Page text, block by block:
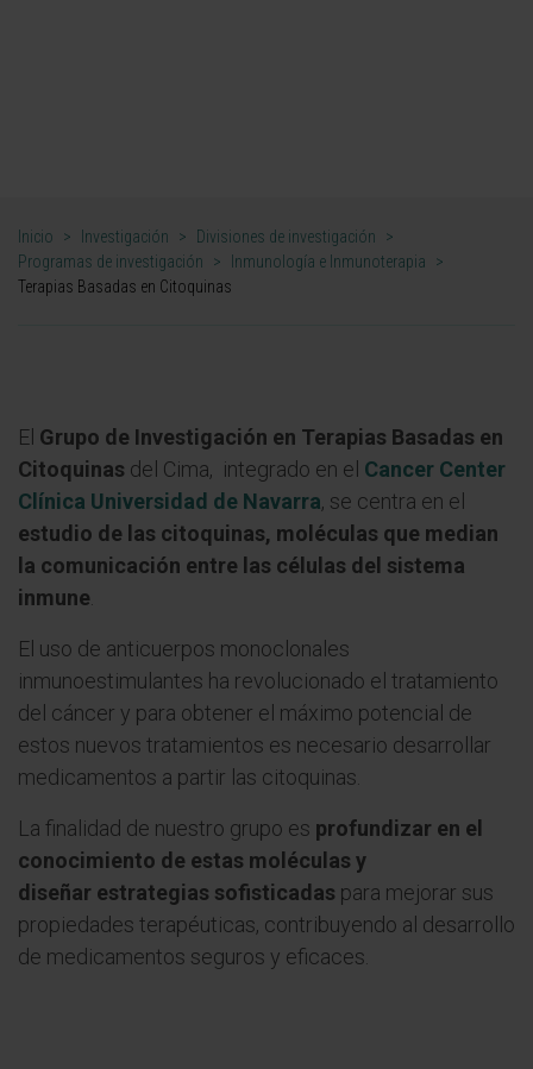
Inicio > Investigación > Divisiones de investigación
>
Programas de investigación
> Inmunología e Inmunoterapia
>
Terapias Basadas en Citoquinas
El Grupo de Investigación en Terapias Basadas en
Citoquinas del Cima, integrado en el Cancer Center
Clínica Universidad de Navarra, se centra en el
estudio de las citoquinas, moléculas que median
la comunicación entre las células del sistema
inmune
El uso de anticuerpos monoclonales
inmunoestimulantes ha revolucionado el tratamiento
del cáncer y para obtener el máximo potencial de
estos nuevos tratamientos es necesario desarrollar
medicamentos a partir las citoquinas.
La finalidad de nuestro grupo es profundizar en el
conocimiento de estas moléculas y
diseñar estrategias sofisticadas para mejorar sus
propiedades terapéuticas, contribuyendo al desarrollo
de medicamentos seguros y eficaces.